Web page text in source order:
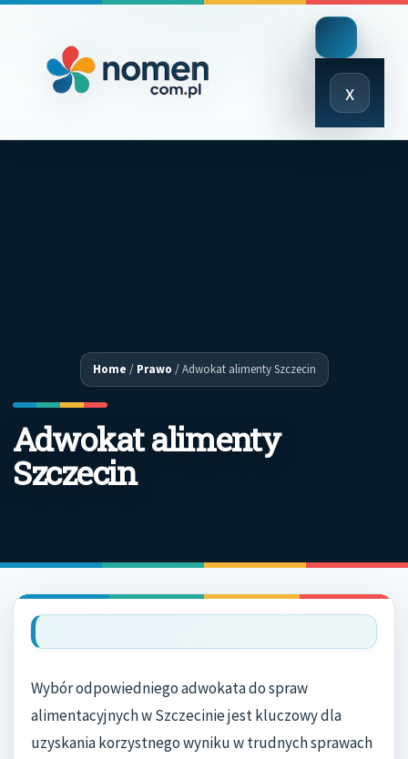
x
Close
Menu
Home / Prawo /Adwokat alimenty Szczecin
Adwokat alimenty
Szczecin
Wybór odpowiedniego adwokata do spraw
alimentacyjnych w Szczecinie jest kluczowy dla
uzyskania korzystnego wyniku w trudnych sprawach